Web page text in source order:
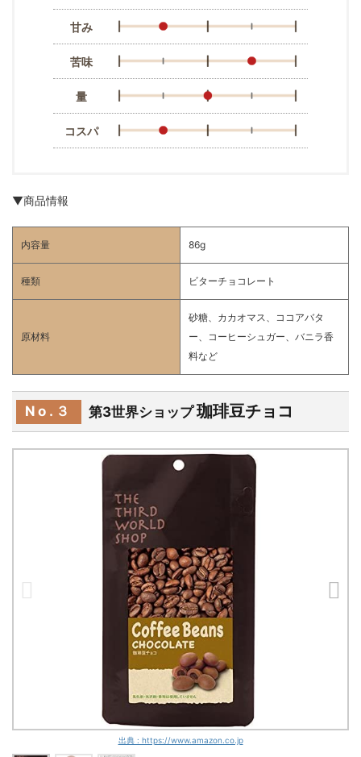
甘み
苦味
量
コスパ
▼商品情報
内容量 86g
種類 ビターチョコレート
原材料
砂糖、カカオマス、ココアバタ
ー、コーヒーシュガー、バニラ香
料など
No.３ 第3世界ショップ珈琲豆チョコ
出典 : https://www.amazon.co.jp